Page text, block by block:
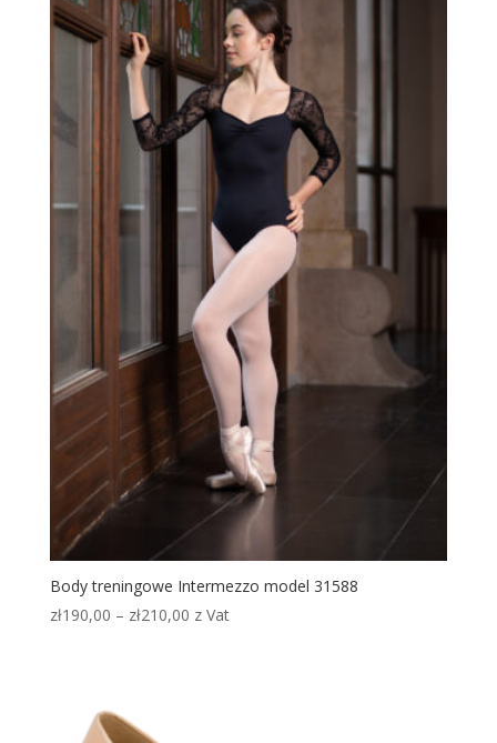
Body treningowe Intermezzo model 31588
zł190,00 – zł210,00Zakres
z Vat